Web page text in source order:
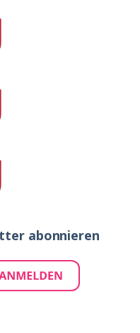
abonnieren